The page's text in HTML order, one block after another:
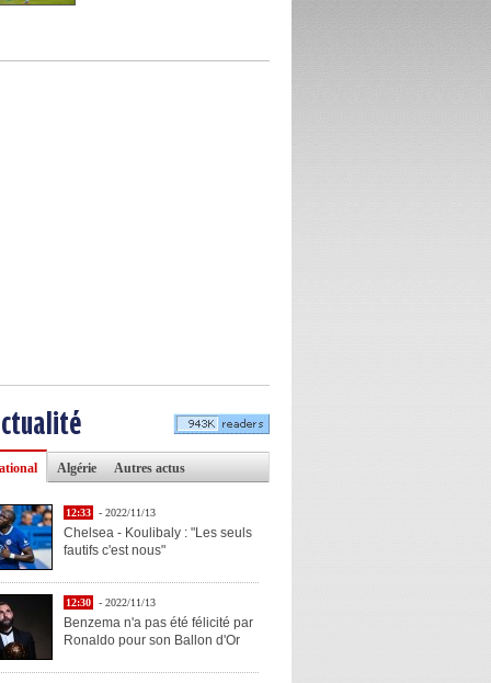
Algérie Autres actus
12:33 - 2022/11/13
Chelsea - Koulibaly : "Les seuls
fautifs c'est nous"
12:30 - 2022/11/13
Benzema n'a pas été félicité par
Ronaldo pour son Ballon d'Or